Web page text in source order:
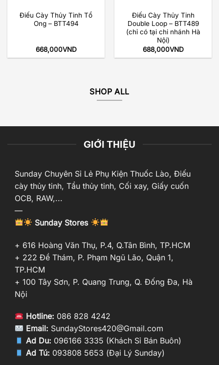
Điếu Cày Thủy Tinh Tổ
Ong – BTT494
668,000VND
Điếu Cày Thủy Tinh
Double Loop – BTT489
(chỉ có tại chi nhánh Hà
Nội)
688,000VND
SHOP ALL
GIỚI THIỆU
Sunday Chuyên Sỉ Lẻ Phụ Kiện Thuốc Lào, Điếu
cày thủy tinh, Tẩu thủy tinh, Cối xay, Giấy cuốn
OCB, RAW,...
—
Sunday Stores
+ 616 Hoàng Văn Thụ, P.4, Q.Tân Bình, TP.HCM
+ 222 Đề Thám, P. Phạm Ngũ Lão, Quận 1,
TP.HCM
+ 100 Tây Sơn, P. Quang Trung, Q. Đống Đa, Hà
Nội
Hotline: 086 828 4242
Email: SundayStores420@Gmail.com
Ad Du: 096166 3335 (Khách Sỉ Bán Buôn)
Ad Tú: 093808 5653 (Đại Lý Sunday)